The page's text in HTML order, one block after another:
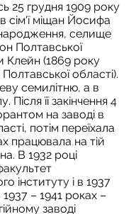
25 грудня 1909 року
сім'ї міщан Йосифа
селище
Полтавської
Клейн (1869 року
області).
семилітню, а в
Після її закінчення 4
на заводі в
потім переїхала
працювала на тій
В 1932 році
інституту і в 1937
– 1941 роках –
заводі